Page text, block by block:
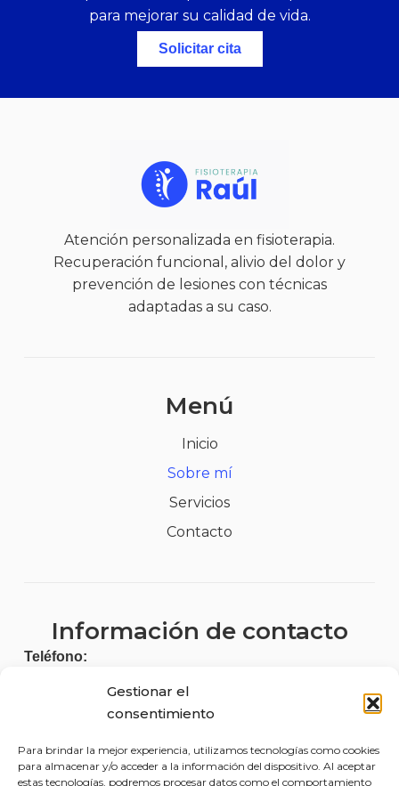
Gestionar el
consentimiento
Para brindar la mejor experiencia, utilizamos tecnologías como cookies
para almacenar y/o acceder a la información del dispositivo. Al aceptar
estas tecnologías, podremos procesar datos como el comportamiento
para mejorar su calidad de vida.
Solicitar cita
Atención personalizada en fisioterapia.
Recuperación funcional, alivio del dolor y
prevención de lesiones con técnicas
adaptadas a su caso.
Menú
Inicio
Sobre mí
Servicios
Contacto
Información de contacto
Teléfono:
Legal